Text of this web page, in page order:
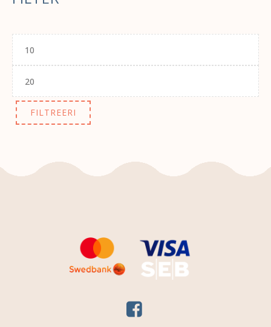
Minimaalne
hind
Maksimaalne
hind
FILTREERI